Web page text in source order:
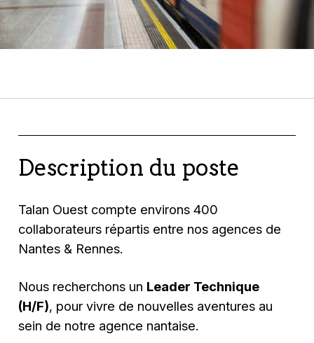
Description du poste
Talan Ouest compte environs 400
collaborateurs répartis entre nos agences de
Nantes & Rennes.
Nous recherchons un Leader Technique
(H/F), pour vivre de nouvelles aventures au
sein de notre agence nantaise.